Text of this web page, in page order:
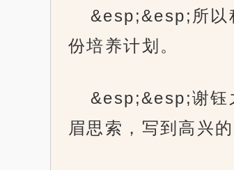
&esp;&esp;所以
份培养计划。
&esp;&esp;谢钰
眉思索，写到高兴